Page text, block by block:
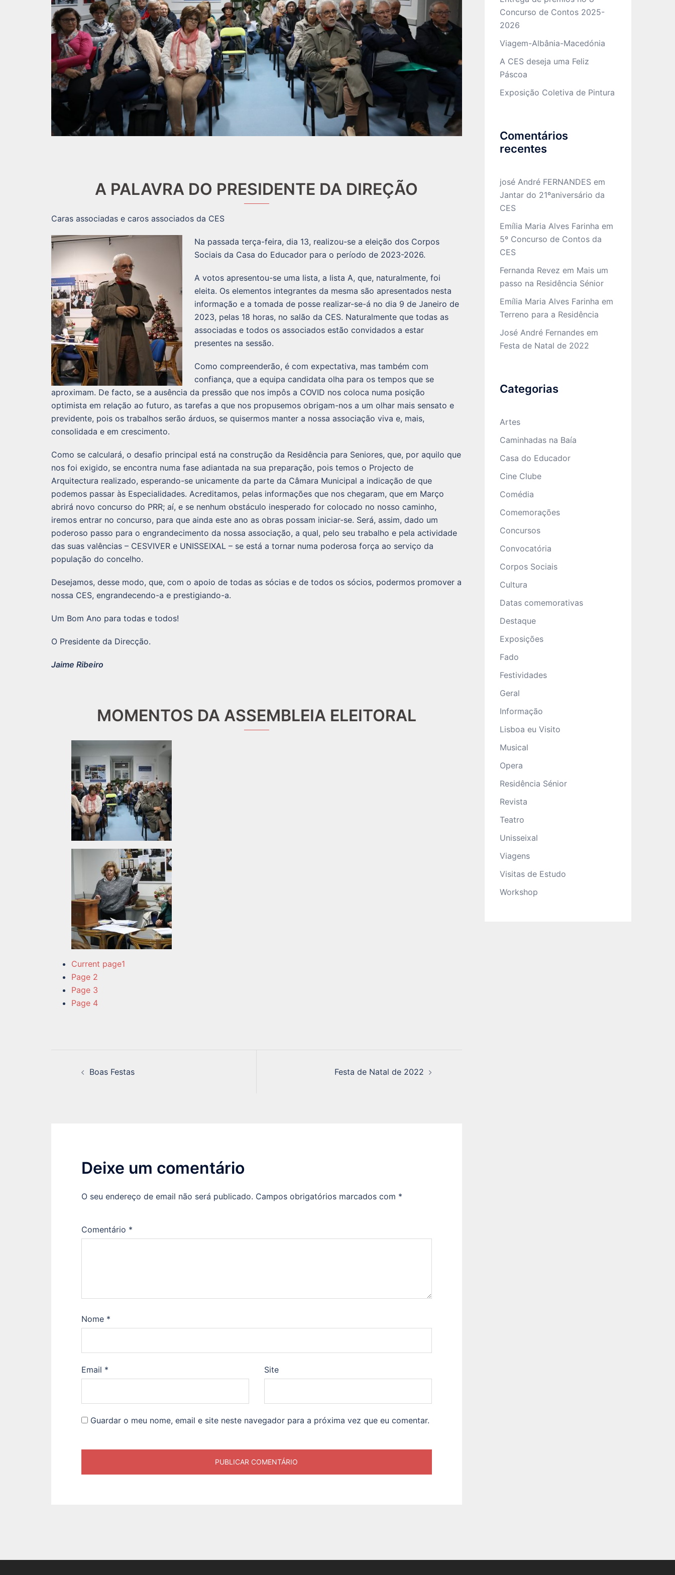
A PALAVRA DO PRESIDENTE DA DIREÇÃO
Caras associadas e caros associados da CES
Na passada terça-feira, dia 13, realizou-se a eleição dos Corpos
Sociais da Casa do Educador para o período de 2023-2026.
A votos apresentou-se uma lista, a lista A, que, naturalmente, foi
eleita. Os elementos integrantes da mesma são apresentados nesta
informação e a tomada de posse realizar-se-á no dia 9 de Janeiro de
2023, pelas 18 horas, no salão da CES. Naturalmente que todas as
associadas e todos os associados estão convidados a estar
presentes na sessão.
Como compreenderão, é com expectativa, mas também com
confiança, que a equipa candidata olha para os tempos que se
aproximam. De facto, se a ausência da pressão que nos impôs a COVID nos coloca numa posição
optimista em relação ao futuro, as tarefas a que nos propusemos obrigam-nos a um olhar mais sensato e
previdente, pois os trabalhos serão árduos, se quisermos manter a nossa associação viva e, mais,
consolidada e em crescimento.
Como se calculará, o desafio principal está na construção da Residência para Seniores, que, por aquilo que
nos foi exigido, se encontra numa fase adiantada na sua preparação, pois temos o Projecto de
Arquitectura realizado, esperando-se unicamente da parte da Câmara Municipal a indicação de que
podemos passar às Especialidades. Acreditamos, pelas informações que nos chegaram, que em Março
abrirá novo concurso do PRR; aí, e se nenhum obstáculo inesperado for colocado no nosso caminho,
iremos entrar no concurso, para que ainda este ano as obras possam iniciar-se. Será, assim, dado um
poderoso passo para o engrandecimento da nossa associação, a qual, pelo seu trabalho e pela actividade
das suas valências – CESVIVER e UNISSEIXAL – se está a tornar numa poderosa força ao serviço da
população do concelho.
Desejamos, desse modo, que, com o apoio de todas as sócias e de todos os sócios, podermos promover a
nossa CES, engrandecendo-a e prestigiando-a.
Um Bom Ano para todas e todos!
O Presidente da Direcção.
Jaime Ribeiro
MOMENTOS DA ASSEMBLEIA ELEITORAL
Current page1
Page 2
Page 3
Page 4
Boas Festas Festa de Natal de 2022
Deixe um comentário
O seu endereço de email não será publicado. Campos obrigatórios marcados com *
Comentário *
Nome *
Email * Site
Guardar o meu nome, email e site neste navegador para a próxima vez que eu comentar.
Concurso de Contos 2025-
2026
Viagem-Albânia-Macedónia
A CES deseja uma Feliz
Páscoa
Exposição Coletiva de Pintura
Comentários
recentes
josé André FERNANDESem
Jantar do 21ºaniversário da
CES
Emília Maria Alves Farinha em
5º Concurso de Contos da
CES
Fernanda Revez em Mais um
passo na Residência Sénior
Emília Maria Alves Farinha em
Terreno para a Residência
José André Fernandesem
Festa de Natal de 2022
Categorias
Artes
Caminhadas na Baía
Casa do Educador
Cine Clube
Comédia
Comemorações
Concursos
Convocatória
Corpos Sociais
Cultura
Datas comemorativas
Destaque
Exposições
Fado
Festividades
Geral
Informação
Lisboa eu Visito
Musical
Opera
Residência Sénior
Revista
Teatro
Unisseixal
Viagens
Visitas de Estudo
Workshop